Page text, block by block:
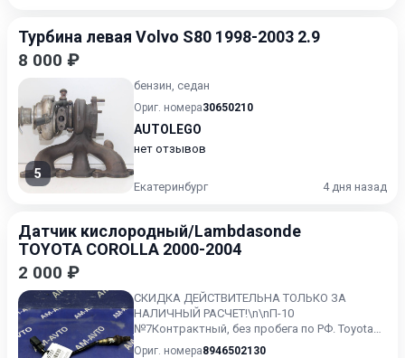
Турбина левая Volvo S80 1998-2003 2.9
8 000 ₽
5
бензин, седан
Ориг. номера30650210
AUTOLEGO
нет отзывов
Екатеринбург 4 дня назад
Датчик кислородный/Lambdasonde
TOYOTA COROLLA 2000-2004
2 000 ₽
СКИДКА ДЕЙСТВИТЕЛЬНА ТОЛЬКО ЗА
НАЛИЧНЫЙ РАСЧЕТ!\n\nП-10
№7Контрактный, без пробега по РФ. Toyota
Corolla , 9 поколение, E120 (08.2000 - 06.2...
Ориг. номера8946502130